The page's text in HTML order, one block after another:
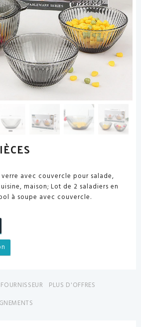
avec couvercle pour salade,
maison; Lot de 2 saladiers en
à soupe avec couvercle.
FOURNISSEUR
PLUS D'OFFRES